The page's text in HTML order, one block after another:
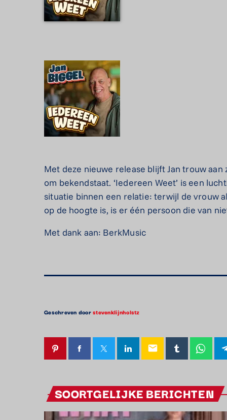
Met deze nieuwe release blijft Jan trouw
om bekendstaat. ‘Iedereen Weet’ is een
situatie binnen een relatie: terwijl de vrouw
op de hoogte is, is er één persoon die van
Met dank aan: BerkMusic
Geschreven doorstevenklijnholstz
email
SOORTGELIJKE BERICHTEN